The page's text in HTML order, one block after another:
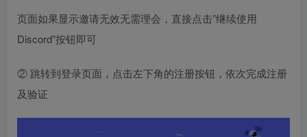
页面如果显示邀请无效无需理会，直接点击”继续使用
Discord”按钮即可
② 跳转到登录页面，点击左下角的注册按钮，依次完成注册
及验证